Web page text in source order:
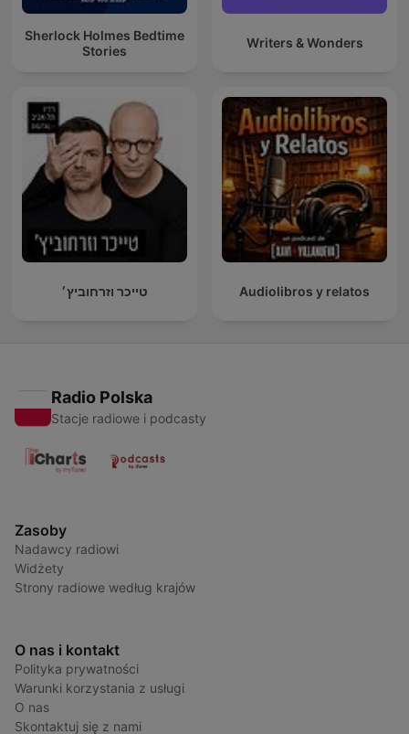
Sherlock Holmes Bedtime
Stories
Writers & Wonders
טייכר וזרחוביץ׳ Audiolibros y relatos
Radio Polska
Stacje radiowe i podcasty
Zasoby
Nadawcy radiowi
Widżety
Strony radiowe według krajów
O nas i kontakt
Polityka prywatności
Warunki korzystania z usługi
O nas
Skontaktuj się z nami